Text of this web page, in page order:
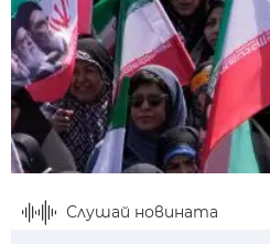
Слушай новината